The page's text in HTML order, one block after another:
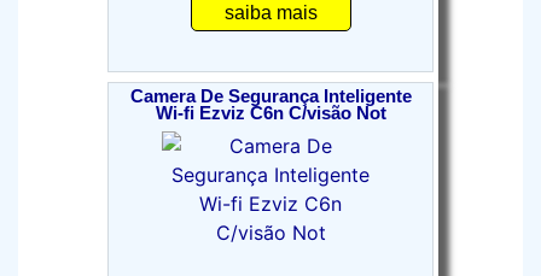
saiba mais
Camera De Segurança Inteligente
Wi-fi Ezviz C6n C/visão Not